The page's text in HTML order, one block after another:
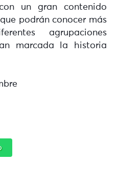
un gran contenido
podrán conocer más
agrupaciones
marcada la historia